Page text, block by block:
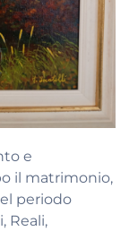
e
il matrimonio,
periodo
Reali,